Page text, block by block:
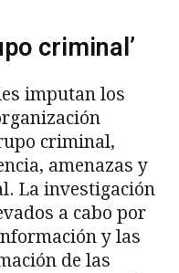
criminal’
imputan los
criminal,
amenazas y
La investigación
a cabo por
y las
de las